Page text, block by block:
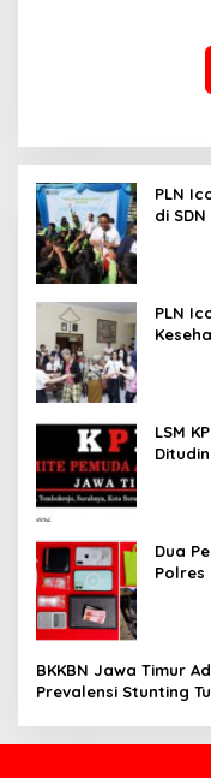
PLN
di
PLN
LSM
Dua
Polres
BKKBN Jawa Timur
Prevalensi Stunting